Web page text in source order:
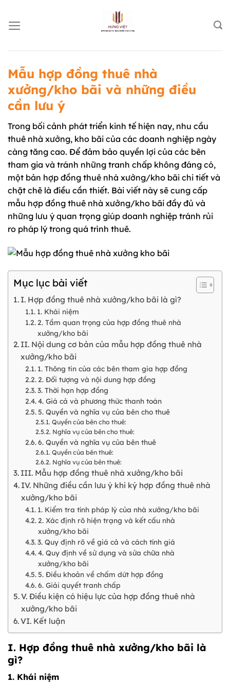
đến
nội
Mẫu hợp đồng thuê nhà
xưởng/kho bãi và những điều
cần lưu ý
Trong bối cảnh phát triển kinh tế hiện nay, nhu cầu
thuê nhà xưởng, kho bãi của các doanh nghiệp ngày
càng tăng cao. Để đảm bảo quyền lợi của các bên
tham gia và tránh những tranh chấp không đáng có,
một bản hợp đồng thuê nhà xưởng/kho bãi chi tiết và
chặt chẽ là điều cần thiết. Bài viết này sẽ cung cấp
mẫu hợp đồng thuê nhà xưởng/kho bãi đầy đủ và
những lưu ý quan trọng giúp doanh nghiệp tránh rủi
ro pháp lý trong quá trình thuê.
Mục lục bài viết
I. Hợp đồng thuê nhà xưởng/kho bãi là gì?
1. Khái niệm
2. Tầm quan trọng của hợp đồng thuê nhà
xưởng/kho bãi
II. Nội dung cơ bản của mẫu hợp đồng thuê nhà
xưởng/kho bãi
1. Thông tin của các bên tham gia hợp đồng
2. Đối tượng và nội dung hợp đồng
3. Thời hạn hợp đồng
4. Giá cả và phương thức thanh toán
5. Quyền và nghĩa vụ của bên cho thuê
Quyền của bên cho thuê:
Nghĩa vụ của bên cho thuê:
6. Quyền và nghĩa vụ của bên thuê
Quyền của bên thuê:
Nghĩa vụ của bên thuê:
III. Mẫu hợp đồng thuê nhà xưởng/kho bãi
IV. Những điều cần lưu ý khi ký hợp đồng thuê nhà
xưởng/kho bãi
1. Kiểm tra tính pháp lý của nhà xưởng/kho bãi
2. Xác định rõ hiện trạng và kết cấu nhà
xưởng/kho bãi
3. Quy định rõ về giá cả và cách tính giá
4. Quy định về sử dụng và sửa chữa nhà
xưởng/kho bãi
5. Điều khoản về chấm dứt hợp đồng
6. Giải quyết tranh chấp
V. Điều kiện có hiệu lực của hợp đồng thuê nhà
xưởng/kho bãi
VI. Kết luận
I. Hợp đồng thuê nhà xưởng/kho bãi là
gì?
1. Khái niệm